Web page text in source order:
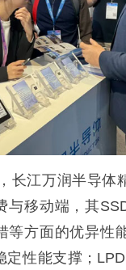
江万润半导体
与移动端，其
等方面的优异性
定性能支撑；